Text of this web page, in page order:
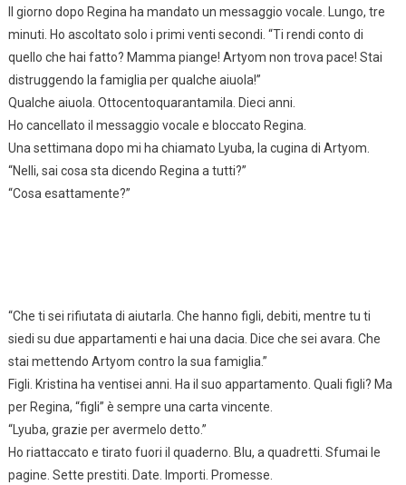
Il giorno dopo Regina ha mandato un messaggio vocale. Lungo, tre
minuti. Ho ascoltato solo i primi venti secondi. “Ti rendi conto di
quello che hai fatto? Mamma piange! Artyom non trova pace! Stai
distruggendo la famiglia per qualche aiuola!”
Qualche aiuola. Ottocentoquarantamila. Dieci anni.
Ho cancellato il messaggio vocale e bloccato Regina.
Una settimana dopo mi ha chiamato Lyuba, la cugina di Artyom.
“Nelli, sai cosa sta dicendo Regina a tutti?”
“Cosa esattamente?”
“Che ti sei rifiutata di aiutarla. Che hanno figli, debiti, mentre tu ti
siedi su due appartamenti e hai una dacia. Dice che sei avara. Che
stai mettendo Artyom contro la sua famiglia.”
Figli. Kristina ha ventisei anni. Ha il suo appartamento. Quali figli? Ma
per Regina, “figli” è sempre una carta vincente.
“Lyuba, grazie per avermelo detto.”
Ho riattaccato e tirato fuori il quaderno. Blu, a quadretti. Sfumai le
pagine. Sette prestiti. Date. Importi. Promesse.